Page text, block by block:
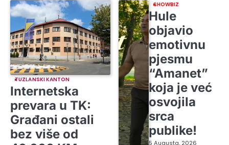
TUZLANSKI KANTON
Internetska
prevara u TK:
Građani ostali
bez više od
SHOWBIZ
Hule
objavio
emotivnu
pjesmu
“Amanet”
koja je već
osvojila
srca
publike!
5 Augusta, 2026